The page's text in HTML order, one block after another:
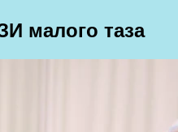
малого таза